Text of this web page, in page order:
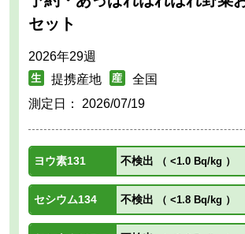
セット
2026年29週
提携産地
全国
測定日： 2026/07/19
ヨウ素131 不検出 （ <1.0 Bq/kg ）
セシウム134 不検出 （ <1.8 Bq/kg ）